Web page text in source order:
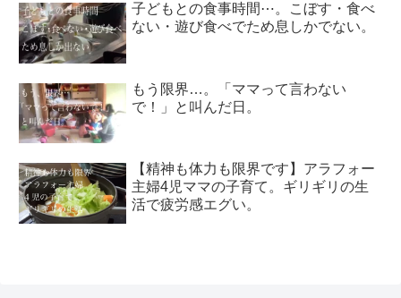
子どもとの食事時間⋯。こぼす・食べ
ない・遊び食べでため息しかでない。
もう限界…。「ママって言わない
で！」と叫んだ日。
【精神も体力も限界です】アラフォー
主婦4児ママの子育て。ギリギリの生
活で疲労感エグい。